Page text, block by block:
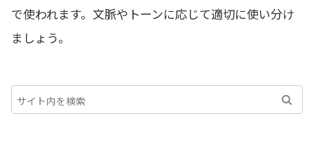
で使われます。文脈やトーンに応じて適切に使い分け
ましょう。